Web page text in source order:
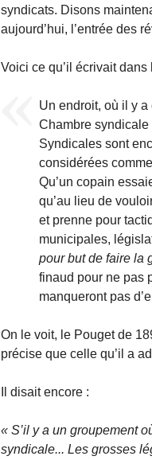
syndicats. Disons
aujourd’hui, l’entrée des
Voici ce qu’il écrivait dans
Un endroit, où il y a
Chambre
Syndicales sont
considérées
Qu’un copain
qu’au lieu de
et prenne pour
municipales,
pour but de faire la
finaud pour ne pas
manqueront pas
On le voit, le Pouget de
précise que celle qu’il a
Il disait encore :
S’il y a un groupement
syndicale... Les grosses